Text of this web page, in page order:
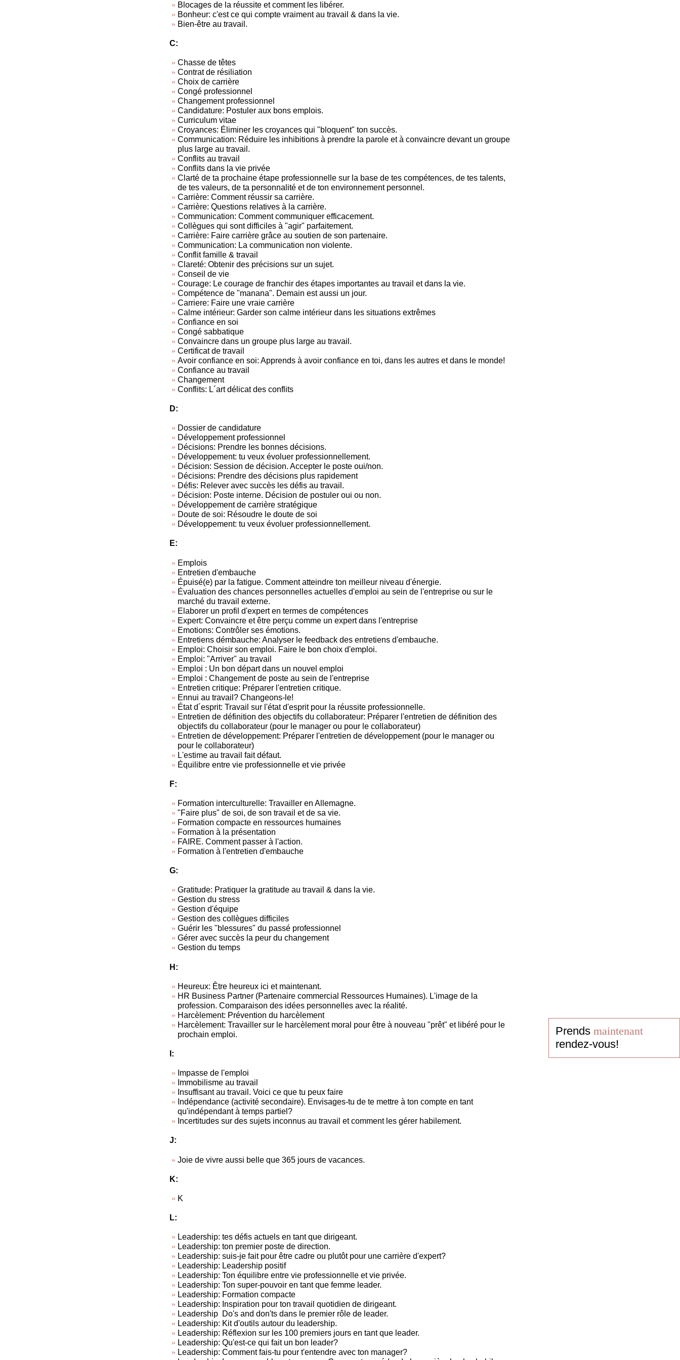
Blocages de la réussite et comment les libérer.
Bonheur: c'est ce qui compte vraiment au travail & dans la vie.
Bien-être au travail.
C:
Chasse de têtes
Contrat de résiliation
Choix de carrière
Congé professionnel
Changement professionnel
Candidature: Postuler aux bons emplois.
Curriculum vitae
Croyances: Éliminer les croyances qui "bloquent" ton succès.
Communication: Réduire les inhibitions à prendre la parole et à convaincre devant un groupe
plus large au travail.
Conflits au travail
Conflits dans la vie privée
Clarté de ta prochaine étape professionnelle sur la base de tes compétences, de tes talents,
de tes valeurs, de ta personnalité et de ton environnement personnel.
Carrière: Comment réussir sa carrière.
Carrière: Questions relatives à la carrière.
Communication: Comment communiquer efficacement.
Collègues qui sont difficiles à "agir" parfaitement.
Carrière: Faire carrière grâce au soutien de son partenaire.
Communication: La communication non violente.
Conflit famille & travail
Clareté: Obtenir des précisions sur un sujet.
Conseil de vie
Courage: Le courage de franchir des étapes importantes au travail et dans la vie.
Compétence de "manana". Demain est aussi un jour.
Carriere: Faire une vraie carrière
Calme intérieur: Garder son calme intérieur dans les situations extrêmes
Confiance en soi
Congé sabbatique
Convaincre dans un groupe plus large au travail.
Certificat de travail
Avoir confiance en soi: Apprends à avoir confiance en toi, dans les autres et dans le monde!
Confiance au travail
Changement
Conflits: L´art délicat des conflits
D:
Dossier de candidature
Développement professionnel
Décisions: Prendre les bonnes décisions.
Développement: tu veux évoluer professionnellement.
Décision: Session de décision. Accepter le poste oui/non.
Décisions: Prendre des décisions plus rapidement
Défis: Relever avec succès les défis au travail.
Décision: Poste interne. Décision de postuler oui ou non.
Développement de carrière stratégique
Doute de soi: Résoudre le doute de soi
Développement: tu veux évoluer professionnellement.
E:
Emplois
Entretien d'embauche
Épuisé(e) par la fatigue. Comment atteindre ton meilleur niveau d'énergie.
Évaluation des chances personnelles actuelles d'emploi au sein de l'entreprise ou sur le
marché du travail externe.
Elaborer un profil d'expert en termes de compétences
Expert: Convaincre et être perçu comme un expert dans l'entreprise
Emotions: Contrôler ses émotions.
Entretiens démbauche: Analyser le feedback des entretiens d'embauche.
Emploi: Choisir son emploi. Faire le bon choix d'emploi.
Emploi: "Arriver" au travail
Emploi : Un bon départ dans un nouvel emploi
Emploi : Changement de poste au sein de l'entreprise
Entretien critique: Préparer l'entretien critique.
Ennui au travail? Changeons-le!
État d´esprit: Travail sur l'état d'esprit pour la réussite professionnelle.
Entretien de définition des objectifs du collaborateur: Préparer l'entretien de définition des
objectifs du collaborateur (pour le manager ou pour le collaborateur)
Entretien de développement: Préparer l'entretien de développement (pour le manager ou
pour le collaborateur)
L'estime au travail fait défaut.
Équilibre entre vie professionnelle et vie privée
F:
Formation interculturelle: Travailler en Allemagne.
"Faire plus" de soi, de son travail et de sa vie.
Formation compacte en ressources humaines
Formation à la présentation
FAIRE. Comment passer à l'action.
Formation à l'entretien d'embauche
G:
Gratitude: Pratiquer la gratitude au travail & dans la vie.
Gestion du stress
Gestion d'équipe
Gestion des collègues difficiles
Guérir les "blessures" du passé professionnel
Gérer avec succès la peur du changement
Gestion du temps
H:
Heureux: Être heureux ici et maintenant.
HR Business Partner (Partenaire commercial Ressources Humaines). L'image de la
profession. Comparaison des idées personnelles avec la réalité.
Harcèlement: Prévention du harcèlement
Harcèlement: Travailler sur le harcèlement moral pour être à nouveau "prêt" et libéré pour le
prochain emploi.
I:
Impasse de l'emploi
Immobilisme au travail
Insuffisant au travail. Voici ce que tu peux faire
Indépendance (activité secondaire). Envisages-tu de te mettre à ton compte en tant
qu'indépendant à temps partiel?
Incertitudes sur des sujets inconnus au travail et comment les gérer habilement.
J:
Joie de vivre aussi belle que 365 jours de vacances.
K:
K
L:
Leadership: tes défis actuels en tant que dirigeant.
Leadership: ton premier poste de direction.
Leadership: suis-je fait pour être cadre ou plutôt pour une carrière d'expert?
Leadership: Leadership positif
Leadership: Ton équilibre entre vie professionnelle et vie privée.
Leadership: Ton super-pouvoir en tant que femme leader.
Leadership: Formation compacte
Leadership: Inspiration pour ton travail quotidien de dirigeant.
Leadership Do's and don'ts dans le premier rôle de leader.
Leadership: Kit d'outils autour du leadership.
Leadership: Réflexion sur les 100 premiers jours en tant que leader.
Leadership: Qu'est-ce qui fait un bon leader?
Leadership: Comment fais-tu pour t'entendre avec ton manager?
Prends maintenant
rendez-vous!